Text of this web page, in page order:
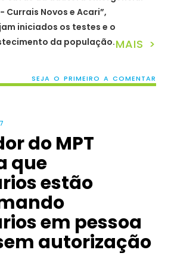
Currais Novos e Acari”,
iniciados os testes e o
da população.MAIS >
SEJA O PRIMEIRO A COMENTAR
do MPT
que
estão
em pessoa
autorização